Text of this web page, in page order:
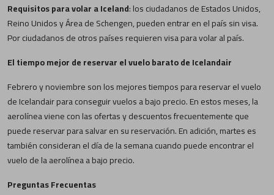
Requisitos para volar a Iceland: los ciudadanos de Estados Unidos,
Reino Unidos y Área de Schengen, pueden entrar en el país sin visa.
Por ciudadanos de otros países requieren visa para volar al país.
El tiempo mejor de reservar el vuelo barato de Icelandair
Febrero y noviembre son los mejores tiempos para reservar el vuelo
de Icelandair para conseguir vuelos a bajo precio. En estos meses, la
aerolínea viene con las ofertas y descuentos frecuentemente que
puede reservar para salvar en su reservación. En adición, martes es
también consideran el día de la semana cuando puede encontrar el
vuelo de la aerolínea a bajo precio.
Preguntas Frecuentas